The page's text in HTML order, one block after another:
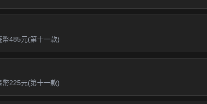
485元(第十一款)
225元(第十一款)